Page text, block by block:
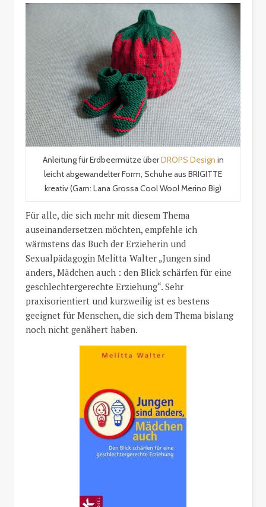
Anleitung für Erdbeermütze überDROPS Design in
leicht abgewandelter Form, Schuhe aus BRIGITTE
kreativ (Garn: Lana Grossa Cool Wool Merino Big)
Für alle, die sich mehr mit diesem Thema
auseinandersetzen möchten, empfehle ich
wärmstens das Buch der Erzieherin und
Sexualpädagogin Melitta Walter „Jungen sind
anders, Mädchen auch : den Blick schärfen für eine
geschlechtergerechte Erziehung“. Sehr
praxisorientiert und kurzweilig ist es bestens
geeignet für Menschen, die sich dem Thema bislang
noch nicht genähert haben.